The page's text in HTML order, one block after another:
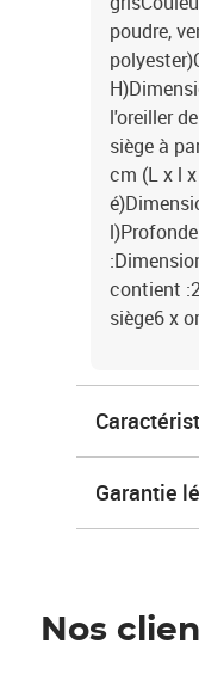
poudre,
l'oreiller
siège à
cm (L x l
contient
siège6 x
Garantie
Nos